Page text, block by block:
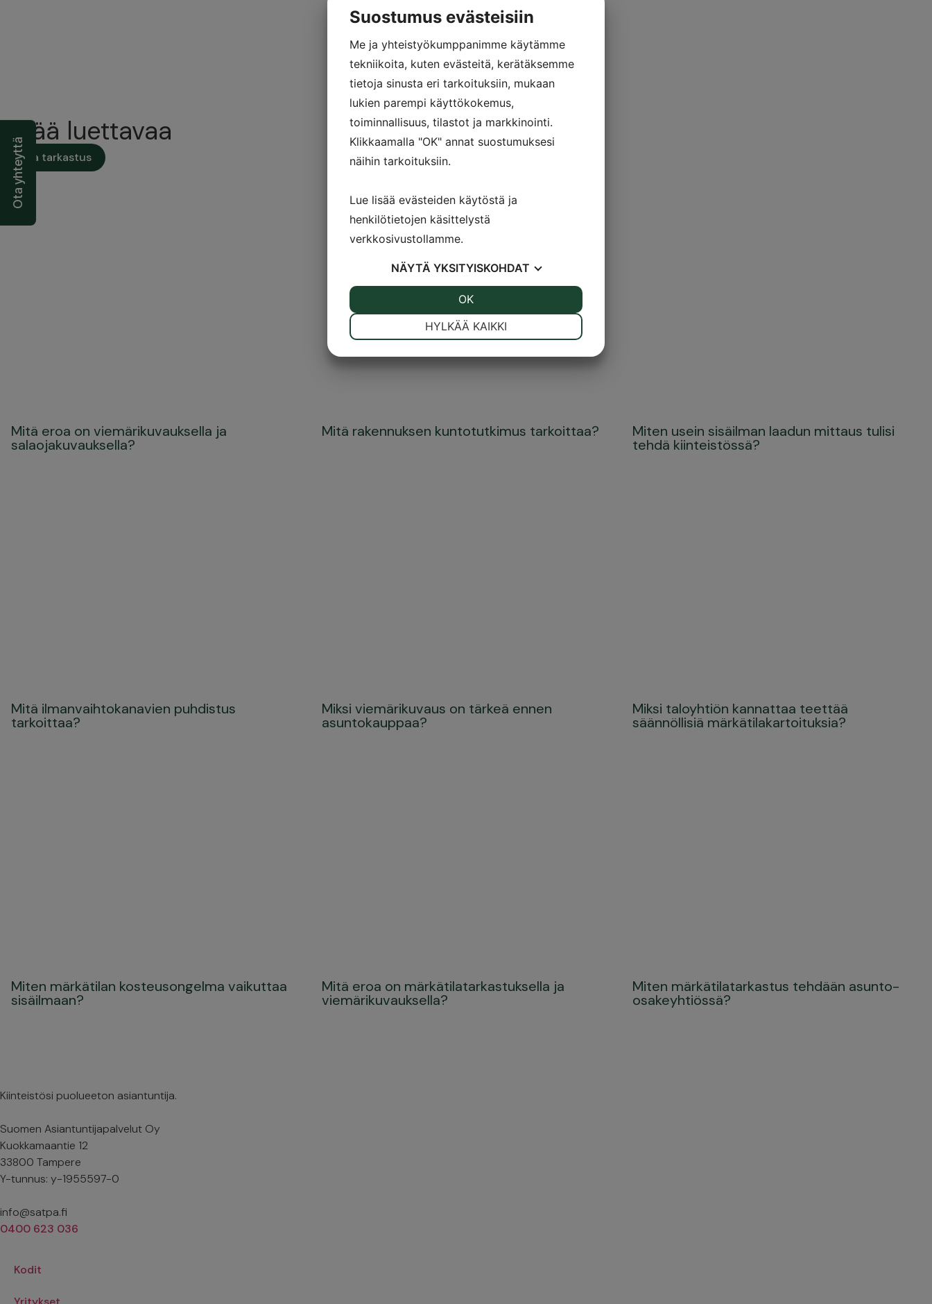
Ota yhteyttä
Lisää luettavaa
Tilaa tarkastus
Mitä eroa on viemärikuvauksella ja
salaojakuvauksella?
Mitä rakennuksen kuntotutkimus tarkoittaa? Miten usein sisäilman laadun mittaus tulisi
tehdä kiinteistössä?
Mitä ilmanvaihtokanavien puhdistus
tarkoittaa?
Miksi viemärikuvaus on tärkeä ennen
asuntokauppaa?
Miksi taloyhtiön kannattaa teettää
säännöllisiä märkätilakartoituksia?
Miten märkätilan kosteusongelma vaikuttaa
sisäilmaan?
Mitä eroa on märkätilatarkastuksella ja
viemärikuvauksella?
Miten märkätilatarkastus tehdään asunto-
osakeyhtiössä?
Kiinteistösi puolueeton asiantuntija.
Suomen Asiantuntijapalvelut Oy
Kuokkamaantie 12
33800 Tampere
Y-tunnus: y-1955597-0
info@satpa.fi
0400 623 036
Kodit
Suostumus evästeisiin
Me ja yhteistyökumppanimme käytämme
tekniikoita, kuten evästeitä, kerätäksemme
tietoja sinusta eri tarkoituksiin, mukaan
lukien parempi käyttökokemus,
toiminnallisuus, tilastot ja markkinointi.
Klikkaamalla "OK" annat suostumuksesi
näihin tarkoituksiin.
Lue lisää evästeiden käytöstä ja
henkilötietojen käsittelystä
verkkosivustollamme.
NÄYTÄ YKSITYISKOHDAT
HYLKÄÄ KAIKKI
OK